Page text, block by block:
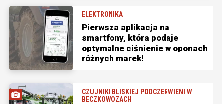
ELEKTRONIKA
Pierwsza aplikacja na
smartfony, która podaje
optymalne ciśnienie w oponach
różnych marek!
CZUJNIKI BLISKIEJ PODCZERWIENI W
BECZKOWOZACH